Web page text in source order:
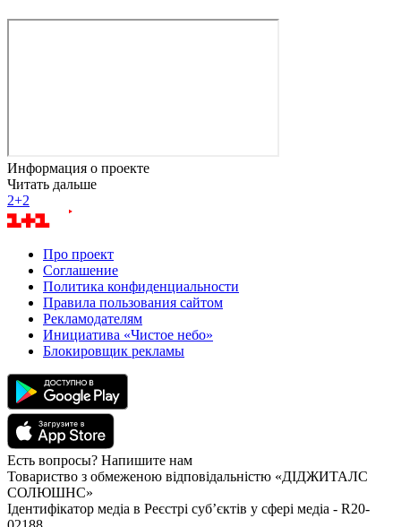
Информация о проекте
Читать дальше
2+2
Про проект
Соглашение
Политика конфиденциальности
Правила пользования сайтом
Рекламодателям
Инициатива «Чистое небо»
Блокировщик рекламы
Есть вопросы? Напишите нам
Товариство з обмеженою відповідальністю «ДІДЖИТАЛС
СОЛЮШНС»
Ідентифікатор медіа в Реєстрі суб’єктів у сфері медіа - R20-